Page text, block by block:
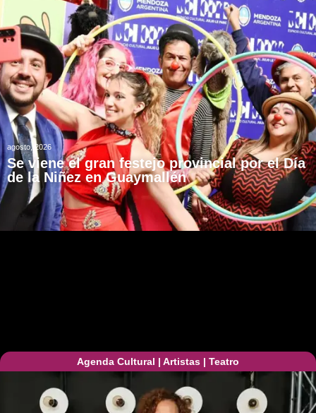
agosto, 2026
Se viene el gran festejo provincial por el Día
de la Niñez en Guaymallén
Agenda Cultural | Artistas | Teatro